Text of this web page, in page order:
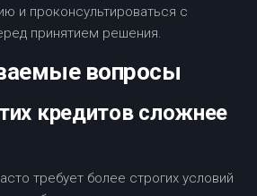
и проконсультироваться с
принятием решения.
вопросы
кредитов сложнее
требует более строгих условий